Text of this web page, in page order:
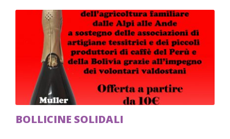
BOLLICINE SOLIDALI